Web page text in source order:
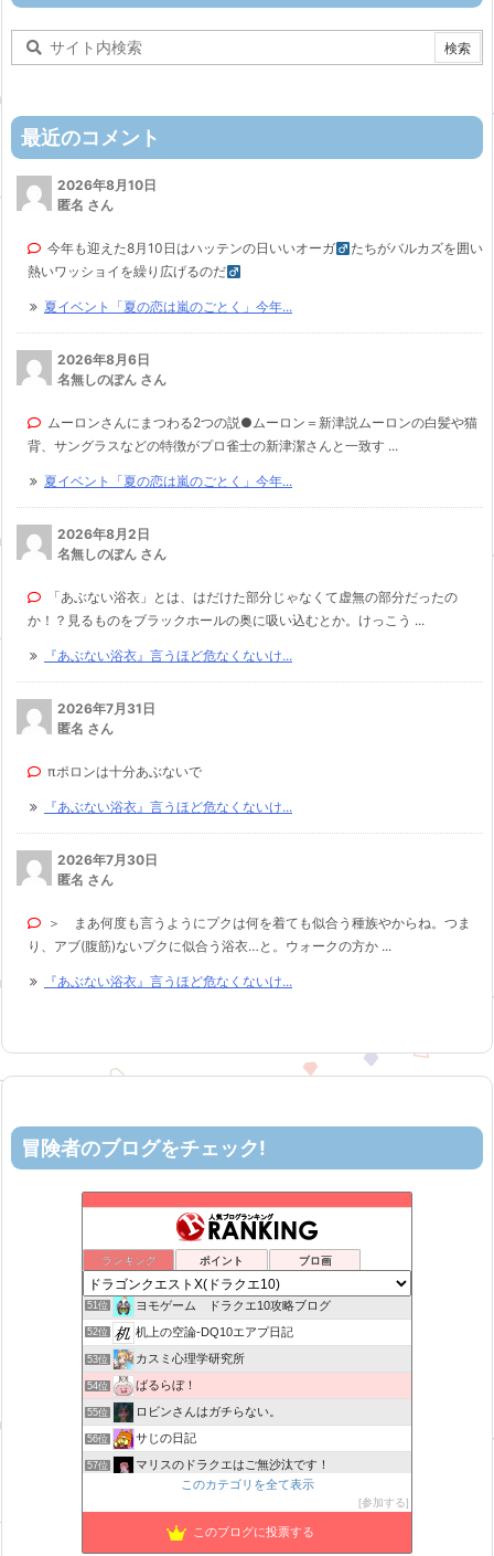
最近のコメント
2026年8月10日
匿名 さん
今年も迎えた8月10日はハッテンの日いいオーガ
たちがバルカズを囲い
熱いワッショイを繰り広げるのだ
夏イベント「夏の恋は嵐のごとく」今年...
2026年8月6日
名無しのぽん さん
ムーロンさんにまつわる2つの説●ムーロン＝新津説ムーロンの白髪や猫
背、サングラスなどの特徴がプロ雀士の新津潔さんと一致す ...
夏イベント「夏の恋は嵐のごとく」今年...
2026年8月2日
名無しのぽん さん
「あぶない浴衣」とは、はだけた部分じゃなくて虚無の部分だったの
か！？見るものをブラックホールの奥に吸い込むとか。けっこう ...
『あぶない浴衣』言うほど危なくないけ...
2026年7月31日
匿名 さん
πポロンは十分あぶないで
『あぶない浴衣』言うほど危なくないけ...
2026年7月30日
匿名 さん
＞ まあ何度も言うようにプクは何を着ても似合う種族やからね。つま
り、アブ(腹筋)ないプクに似合う浴衣…と。ウォークの方か ...
『あぶない浴衣』言うほど危なくないけ...
冒険者のブログをチェック!
ランキング ポイント ブロ画
DQX 大魔王の日常
49位 げげろぐ
50位 ティルナローグス｜ドラクエ10ブログ！
51位 ヨモゲーム ドラクエ10攻略ブログ
52位 机上の空論-DQ10エアプ日記
53位 カスミ心理学研究所
54位 ばるらぼ！
55位 ロビンさんはガチらない。
56位 サじの日記
57位 マリスのドラクエはご無沙汰です！
TEAM Cloud lx
山野草栽培
このカテゴリを全て表示
参加する
このブログに投票する